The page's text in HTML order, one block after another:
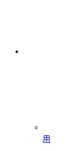
用